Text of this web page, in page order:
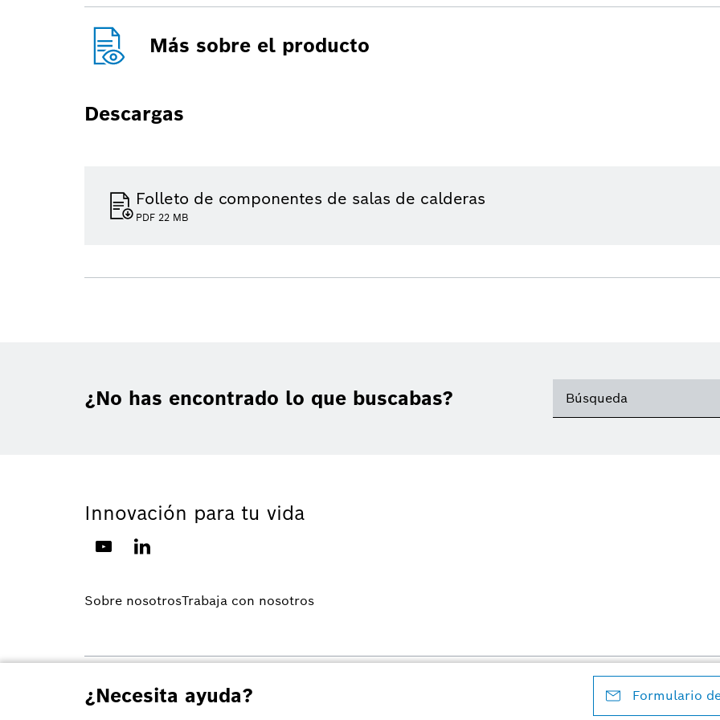
Más sobre el producto
Descargas
Folleto de componentes de salas de calderas
PDF 22 MB
¿Necesita ayuda? Formulario
¿No has encontrado lo que buscabas?
Innovación para tu vida
Sobre nosotrosTrabaja con nosotros